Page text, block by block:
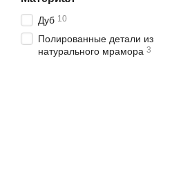
Дуб 10
Полированные детали из
натурального мрамора 3